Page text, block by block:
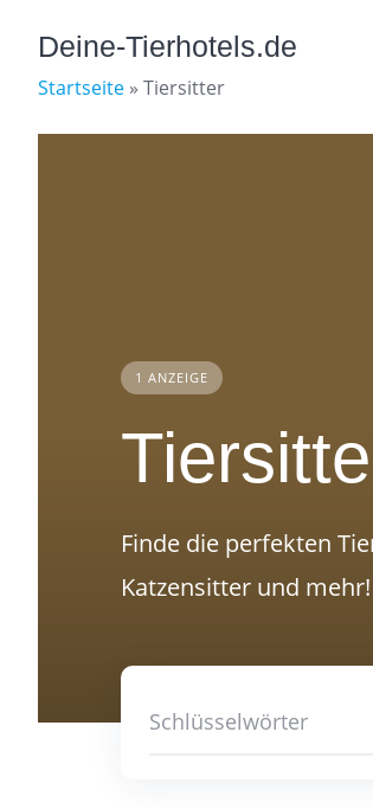
Deine-Tierhotels.de
Startseite » Tiersitter
1 ANZEIGE
Finde die perfekten
Katzensitter und mehr!